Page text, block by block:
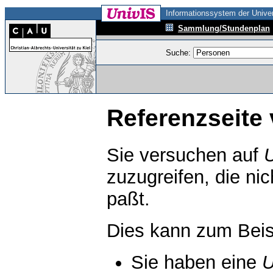
Informationssystem der
Sammlung/Stundenplan
Suche:
Referenzseite
Sie versuchen auf
zuzugreifen, die
paßt.
Dies kann zum
Sie haben eine